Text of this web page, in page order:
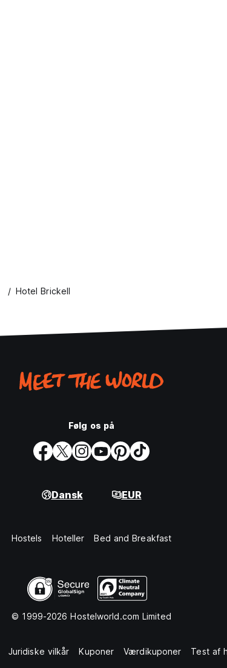
Hotel Brickell
Følg os på
Dansk EUR
Hostels Hoteller Bed and Breakfast
© 1999-2026 Hostelworld.com Limited
Juridiske vilkår Kuponer Værdikuponer Test af